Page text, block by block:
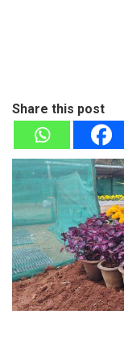
Share this post